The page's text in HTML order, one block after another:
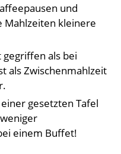
und
Mahlzeiten kleinere
gegriffen als bei
als Zwischenmahlzeit
gesetzten Tafel
einem Buffet!